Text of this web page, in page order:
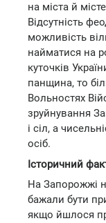
на міста й
Відсутність
можливість
найматися на
куточків
панщина, то
Вольностях
зруйнування
і сіл, а
осіб.
Історичний
На Запорожжі
бажали бути
якщо йшлося